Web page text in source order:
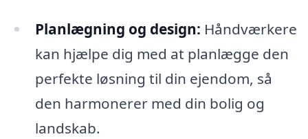
Planlægning og design: Håndværkere
kan hjælpe dig med at planlægge den
perfekte løsning til din ejendom, så
den harmonerer med din bolig og
landskab.